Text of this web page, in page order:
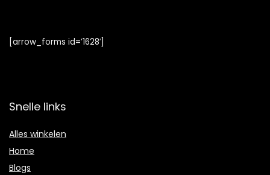
[arrow_forms id=’1628′]
Snelle links
Alles winkelen
Home
Blogs